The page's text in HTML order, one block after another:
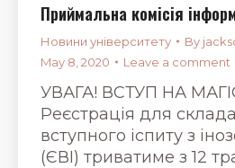
Приймальна комісія
Новини університету By
May 8, 2020
Leave a comment
УВАГА! ВСТУП НА
Реєстрація для
вступного іспиту з
(ЄВІ) триватиме з 12